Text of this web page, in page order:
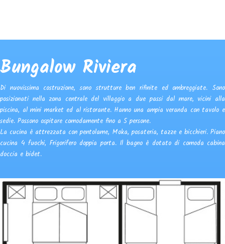
Bungalow Riviera
Di nuovissima costruzione, sono strutture ben rifinite ed ombreggiate. Sono
posizionati nella zona centrale del villaggio a due passi dal mare, vicini alla
piscina, al mini market ed al ristorante. Hanno una ampia veranda con tavolo e
sedie. Possono ospitare comodamente fino a 5 persone.
La cucina è attrezzata con pentolame, Moka, posateria, tazze e bicchieri. Piano
cucina 4 fuochi, Frigorifero doppia porta. Il bagno è dotato di comoda cabina
doccia e bidet.